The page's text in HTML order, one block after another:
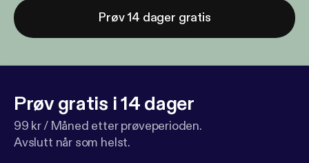
Prøv 14 dager gratis
Prøv gratis i 14 dager
99 kr / Måned etter prøveperioden.
Avslutt når som helst.